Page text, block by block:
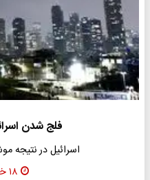
فلج شدن
اسرائیل در نتیجه
۱۸ خرداد ۱۴۰۵